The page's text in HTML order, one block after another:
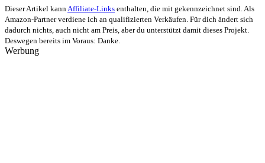
Dieser Artikel kann Affiliate-Links enthalten, die mit gekennzeichnet sind. Als
Amazon-Partner verdiene ich an qualifizierten Verkäufen. Für dich ändert sich
dadurch nichts, auch nicht am Preis, aber du unterstützt damit dieses Projekt.
Deswegen bereits im Voraus: Danke.
Werbung